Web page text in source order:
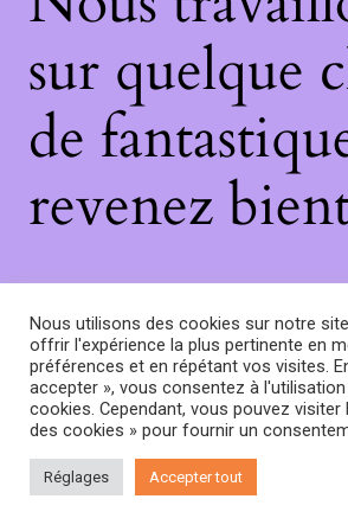
sur quelque
de
revenez
Nous utilisons des cookies sur notre
offrir l'expérience la plus pertinente en
préférences et en répétant vos visites.
accepter », vous consentez à l'utilisation
cookies. Cependant, vous pouvez visiter
des cookies » pour fournir un
Réglages Accepter tout